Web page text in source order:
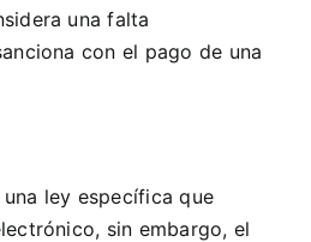
una falta
con el pago de una
ley específica que
sin embargo, el